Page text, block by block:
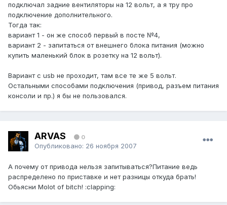
подключал задние вентиляторы на 12 вольт, а я тру про
подключение дополнительного.
Тогда так:
вариант 1 - он же способ первый в посте №4,
вариант 2 - запитаться от внешнего блока питания (можно
купить маленький блок в розетку на 12 вольт).
Вариант с usb не проходит, там все те же 5 вольт.
Остальными способами подключения (привод, разъем питания
консоли и пр.) я бы не пользовался.
ARVAS 0
Опубликовано: 26 ноября 2007
А почему от привода нельзя запитываться?Питание ведь
распределено по приставке и нет разницы откуда брать!
Обьясни Molot of bitch! :clapping: